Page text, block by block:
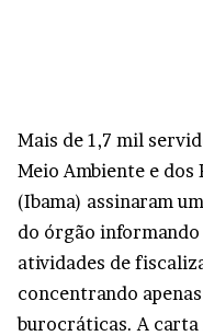
Mais de 1,7 mil
Meio Ambiente e dos
(Ibama) assinaram
do órgão informando
atividades de
concentrando
burocráticas. A carta